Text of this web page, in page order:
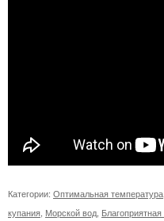
Категории: Оптимальная температура
купания Морской вод